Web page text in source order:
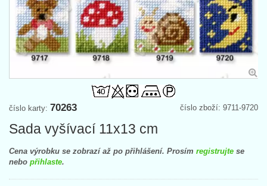
číslo zboží: 9711-9720
číslo karty: 70263
Sada vyšívací 11x13 cm
Cena výrobku se zobrazí až po přihlášení. Prosím registrujte se
nebo přihlaste.